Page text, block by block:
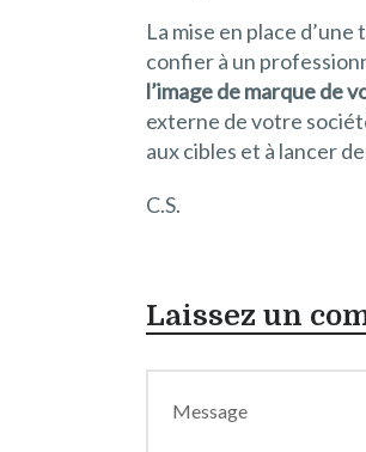
La mise en place
confier à un
l’image de marque de
externe de votre
aux cibles et à lancer
C.S.
Laissez un